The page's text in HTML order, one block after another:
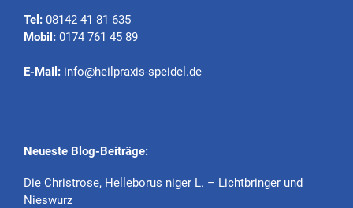
Tel: 08142 41 81 635
Mobil: 0174 761 45 89
E-Mail: info@heilpraxis-speidel.de
Neueste Blog-Beiträge:
Die Christrose, Helleborus niger L. – Lichtbringer und
Nieswurz